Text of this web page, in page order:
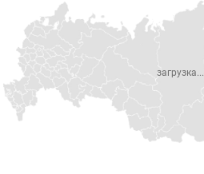
загрузка...